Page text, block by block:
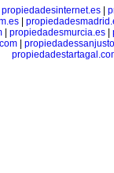
propiedadesinternet.es
propiedadesmurcia.es
|